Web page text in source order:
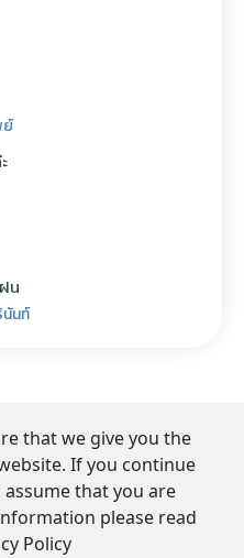
ย์
น
นันท์
that we give you the
If you continue
that you are
please read
Policy